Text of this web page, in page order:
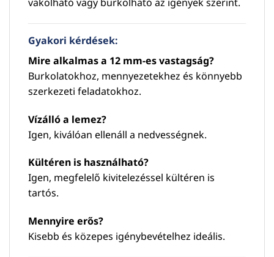
Gyakori kérdések:
Mire alkalmas a 12 mm-es vastagság?
Burkolatokhoz, mennyezetekhez és könnyebb
szerkezeti feladatokhoz.
Vízálló a lemez?
Igen, kiválóan ellenáll a nedvességnek.
Kültéren is használható?
Igen, megfelelő kivitelezéssel kültéren is
tartós.
Mennyire erős?
Kisebb és közepes igénybevételhez ideális.